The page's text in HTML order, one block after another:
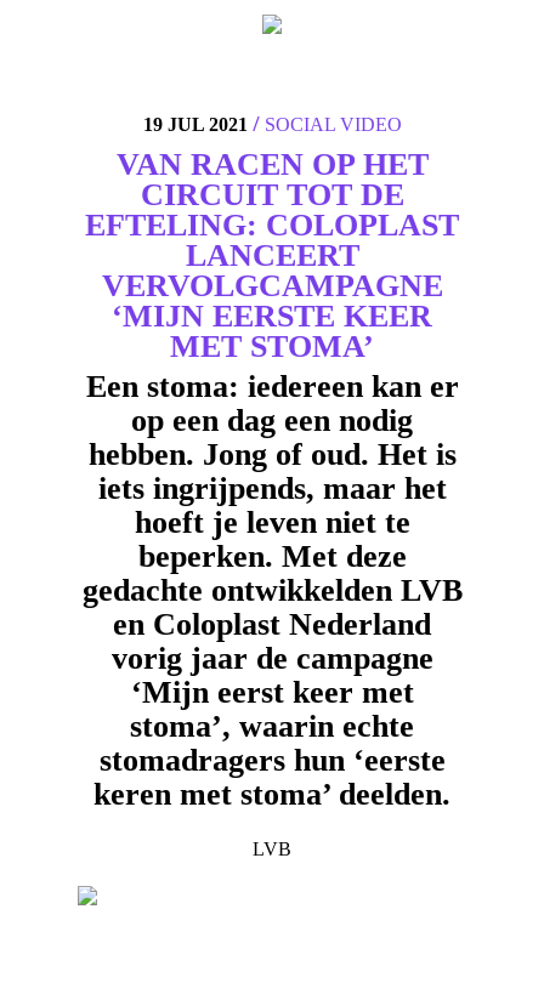
19 JUL 2021/ SOCIALVIDEO
VAN RACEN OP HET
CIRCUIT TOT DE
EFTELING: COLOPLAST
LANCEERT
VERVOLGCAMPAGNE
‘MIJN EERSTE KEER
MET STOMA’
Een stoma: iedereen kan er
op een dag een nodig
hebben. Jong of oud. Het is
iets ingrijpends, maar het
hoeft je leven niet te
beperken. Met deze
gedachte ontwikkelden LVB
en Coloplast Nederland
vorig jaar de campagne
‘Mijn eerst keer met
stoma’, waarin echte
stomadragers hun ‘eerste
keren met stoma’ deelden.
LVB